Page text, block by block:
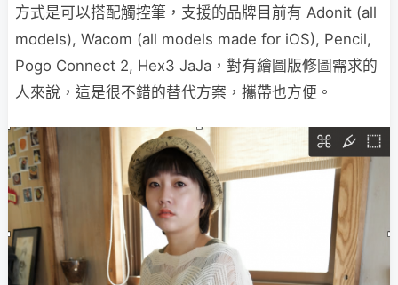
方式是可以搭配觸控筆，支援的品牌目前有 Adonit (all
models), Wacom (all models made for iOS), Pencil,
Pogo Connect 2, Hex3 JaJa，對有繪圖版修圖需求的
人來說，這是很不錯的替代方案，攜帶也方便。